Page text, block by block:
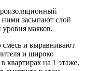
ними засыпают слой
маяков.
смесь и выравнивают
и широко
квартирах на 1 этаже.